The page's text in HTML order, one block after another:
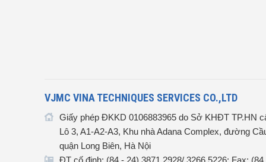
VJMC VINA TECHNIQUES SERVICES CO.,LTD
Giấy phép ĐKKD 0106883965 do Sở KHĐT TP.HN
Lô 3, A1-A2-A3, Khu nhà Adana Complex, đường
quận Long Biên, Hà Nội